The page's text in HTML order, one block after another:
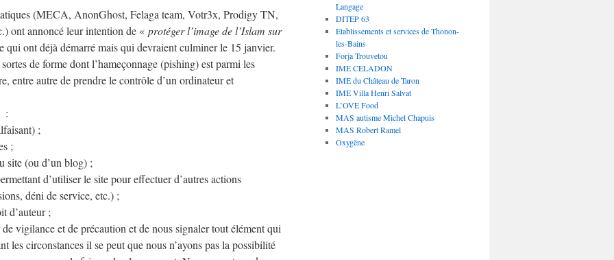
(MECA, AnonGhost, Felaga team, Votr3x, Prodigy TN,
ont annoncé leur intention de « protéger l’image de l’Islam sur
qui ont déjà démarré mais qui devraient culminer le 15 janvier.
de forme dont l’hameçonnage (pishing) est parmi les
entre autre de prendre le contrôle d’un ordinateur et
:
;
;
site (ou d’un blog) ;
d’utiliser le site pour effectuer d’autres actions
déni de service, etc.) ;
d’auteur ;
vigilance et de précaution et de nous signaler tout élément qui
les circonstances il se peut que nous n’ayons pas la possibilité
Langage
DITEP 63
Etablissements et services de Thonon-
les-Bains
Forja Trouvetou
IME CELADON
IME du Château de Taron
IME Villa Henri Salvat
L’OVE Food
MAS autisme Michel Chapuis
MAS Robert Ramel
Oxygène